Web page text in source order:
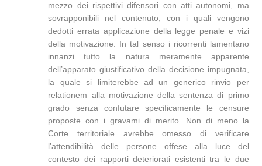
mezzo dei rispettivi difensori con atti autonomi, ma
sovrapponibili nel contenuto, con i quali vengono
dedotti errata applicazione della legge penale e vizi
della motivazione. In tal senso i ricorrenti lamentano
innanzi tutto la natura meramente apparente
dell’apparato giustificativo della decisione impugnata,
la quale si limiterebbe ad un generico rinvio per
relationem alla motivazione della sentenza di primo
grado senza confutare specificamente le censure
proposte con i gravami di merito. Non di meno la
Corte territoriale avrebbe omesso di verificare
l’attendibilità delle persone offese alla luce del
contesto dei rapporti deteriorati esistenti tra le due